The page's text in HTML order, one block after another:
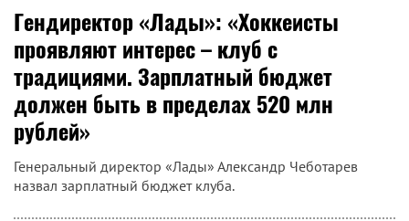
Гендиректор «Лады»: «Хоккеисты
проявляют интерес – клуб с
традициями. Зарплатный бюджет
должен быть в пределах 520 млн
рублей»
Генеральный директор «Лады» Александр Чеботарев
назвал зарплатный бюджет клуба.